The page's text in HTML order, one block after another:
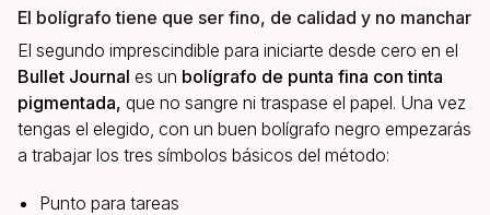
El bolígrafo tiene que ser fino, de calidad y no manchar
El segundo imprescindible para iniciarte desde cero en el
Bullet Journal es un bolígrafo de punta fina con tinta
pigmentada, que no sangre ni traspase el papel. Una vez
tengas el elegido, con un buen bolígrafo negro empezarás
a trabajar los tres símbolos básicos del método:
Punto para tareas